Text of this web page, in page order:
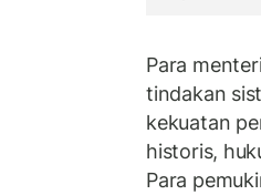
Para
tindakan
kekuatan
historis,
Para